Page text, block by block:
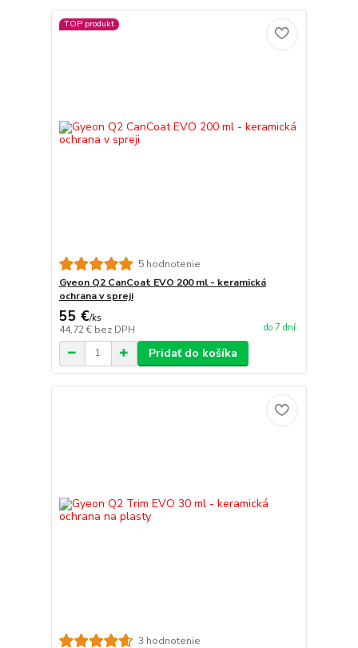
TOP produkt
5 hodnotenie
Gyeon Q2 CanCoat EVO 200 ml - keramická
ochrana v spreji
55 €/ks
44,72 € bez DPH do 7 dní
Pridať do košíka
3 hodnotenie